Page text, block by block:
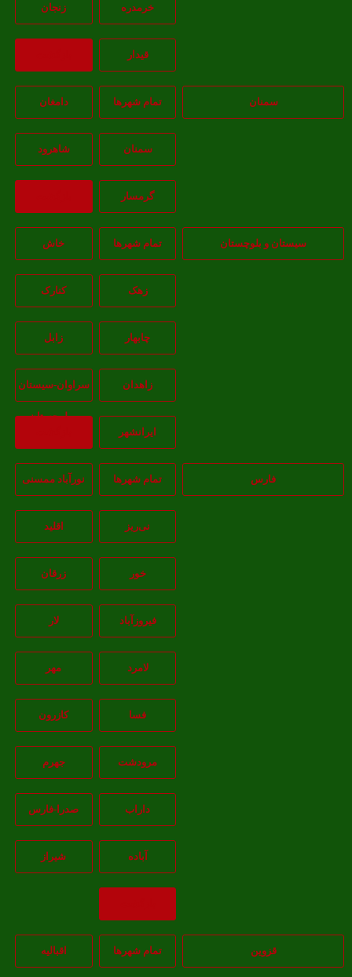
خرمدره زنجان
قيدار
سمنان تمام شهر‌ها دامغان
سمنان شاهرود
گرمسار
سیستان و بلوچستان تمام شهر‌ها خاش
کنارک
چابهار
زاهدان سراوان-سيستان
و بلوچستان
ايرانشهر
فارس تمام شهر‌ها نورآباد ممسنی
نی‌ریز
زرقان
فیروزآباد
لامرد
کازرون
مرودشت جهرم
داراب صدرا-فارس
شيراز
قزوین تمام شهر‌ها اقبالیه